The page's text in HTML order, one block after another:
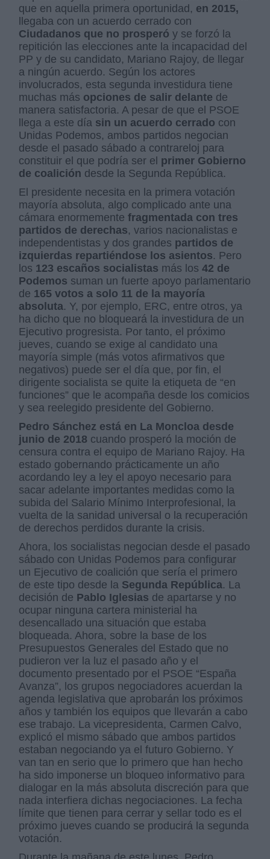
que en aquella primera oportunidad, en 2015,
llegaba con un acuerdo cerrado con
Ciudadanos que no prosperó y se forzó la
repitición las elecciones ante la incapacidad del
PP y de su candidato, Mariano Rajoy, de llegar
a ningún acuerdo. Según los actores
involucrados, esta segunda investidura tiene
muchas más opciones de salir delante de
manera satisfactoria. A pesar de que el PSOE
llega a este día sin un acuerdo cerrado con
Unidas Podemos, ambos partidos negocian
desde el pasado sábado a contrareloj para
constituir el que podría ser el primer Gobierno
de coalición desde la Segunda República.
El presidente necesita en la primera votación
mayoría absoluta, algo complicado ante una
cámara enormementefragmentada con tres
partidos de derechas, varios nacionalistas e
independentistas y dos grandes partidos de
izquierdas repartiéndose los asientos. Pero
los 123 escaños socialistas más los42 de
Podemos suman un fuerte apoyo parlamentario
de 165 votos a solo 11 de la mayoría
absoluta. Y, por ejemplo, ERC, entre otros, ya
ha dicho que no bloqueará la investidura de un
Ejecutivo progresista. Por tanto, el próximo
jueves, cuando se exige al candidato una
mayoría simple (más votos afirmativos que
negativos) puede ser el día que, por fin, el
dirigente socialista se quite la etiqueta de “en
funciones” que le acompaña desde los comicios
y sea reelegido presidente del Gobierno.
Pedro Sánchez está en La Moncloa desde
junio de 2018 cuando prosperó la moción de
censura contra el equipo de Mariano Rajoy. Ha
estado gobernando prácticamente un año
acordando ley a ley el apoyo necesario para
sacar adelante importantes medidas como la
subida del Salario Mínimo Interprofesional, la
vuelta de la sanidad universal o la recuperación
de derechos perdidos durante la crisis.
Ahora, los socialistas negocian desde el pasado
sábado con Unidas Podemos para configurar
un Ejecutivo de coalición que sería el primero
de este tipo desde la Segunda República. La
decisión de Pablo Iglesias de apartarse y no
ocupar ninguna cartera ministerial ha
desencallado una situación que estaba
bloqueada. Ahora, sobre la base de los
Presupuestos Generales del Estado que no
pudieron ver la luz el pasado año y el
documento presentado por el PSOE “España
Avanza”, los grupos negociadores acuerdan la
agenda legislativa que aprobarán los próximos
años y también los equipos que llevarán a cabo
ese trabajo. La vicepresidenta, Carmen Calvo,
explicó el mismo sábado que ambos partidos
estaban negociando ya el futuro Gobierno. Y
van tan en serio que lo primero que han hecho
ha sido imponerse un bloqueo informativo para
dialogar en la más absoluta discreción para que
nada interfiera dichas negociaciones. La fecha
límite que tienen para cerrar y sellar todo es el
próximo jueves cuando se producirá la segunda
votación.